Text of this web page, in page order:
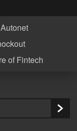
Autonet
of Fintech